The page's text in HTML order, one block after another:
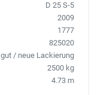
D 25 S-5
2009
1777
825020
gut / neue Lackierung
2500 kg
4.73 m